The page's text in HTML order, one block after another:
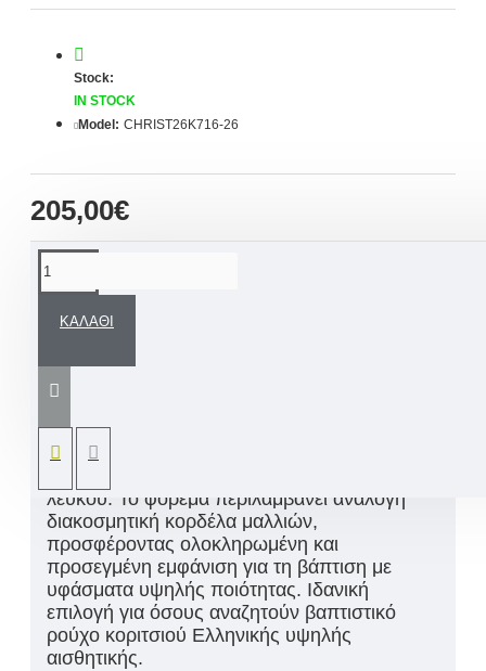
205,00€
Stock:
IN STOCK
Model: CHRIST26K716-26
ΚΑΛΆΘΙ
ΚΟΥΠΟΝΙΟΥ:
χειροποίητο
Ένα εντυπωσιακό ρομαντικό luxury
βαπτιστικό φόρεμα για κορίτσι σε γραμμή
λευκού. Το φόρεμα περιλαμβάνει ανάλογη
διακοσμητική κορδέλα μαλλιών,
προσφέροντας ολοκληρωμένη και
προσεγμένη εμφάνιση για τη βάπτιση με
υφάσματα υψηλής ποιότητας. Ιδανική
επιλογή για όσους αναζητούν βαπτιστικό
ρούχο κοριτσιού Ελληνικής υψηλής
αισθητικής.